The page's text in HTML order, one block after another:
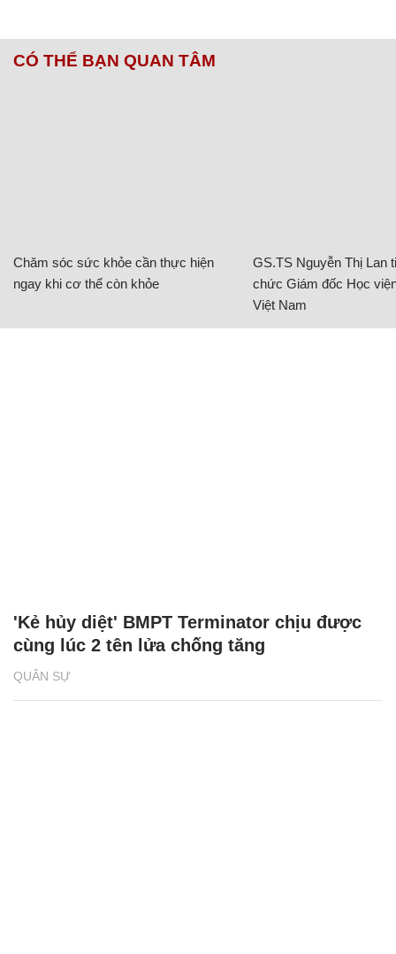
CÓ THỂ BẠN QUAN TÂM
Chăm sóc sức khỏe cần thực hiện
ngay khi cơ thể còn khỏe
GS.TS Nguyễn Thị Lan
chức Giám đốc Học
Việt Nam
QUÂN SỰ
'Kẻ hủy diệt' BMPT Terminator chịu được
cùng lúc 2 tên lửa chống tăng